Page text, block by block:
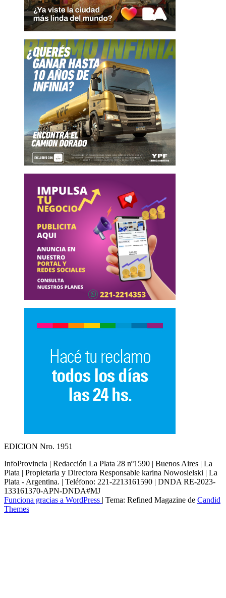
EDICION Nro. 1951
InfoProvincia | Redacción La Plata 28 nº1590 | Buenos Aires | La
Plata | Propietaria y Directora Responsable karina Nowosielski | La
Plata - Argentina. | Teléfono: 221-2213161590 | DNDA RE-2023-
133161370-APN-DNDA#MJ
Funciona gracias a WordPress | Tema: Refined Magazine de Candid
Themes